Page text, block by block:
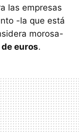
las empresas
-la que está
morosa-
euros.